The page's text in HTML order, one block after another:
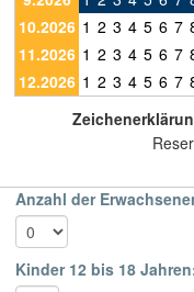
10.2026 1 2 3 4 5 6 7
11.2026 1 2 3 4 5 6 7
12.2026 1 2 3 4 5 6 7
Anzahl der
Kinder 12 bis 18